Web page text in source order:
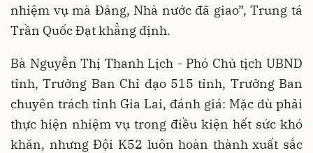
nhiệm vụ mà Đảng, Nhà nước đã giao”, Trung tá
Trần Quốc Đạt khẳng định.
Bà Nguyễn Thị Thanh Lịch - Phó Chủ tịch UBND
tỉnh, Trưởng Ban Chỉ đạo 515 tỉnh, Trưởng Ban
chuyên trách tỉnh Gia Lai, đánh giá: Mặc dù phải
thực hiện nhiệm vụ trong điều kiện hết sức khó
khăn, nhưng Đội K52 luôn hoàn thành xuất sắc